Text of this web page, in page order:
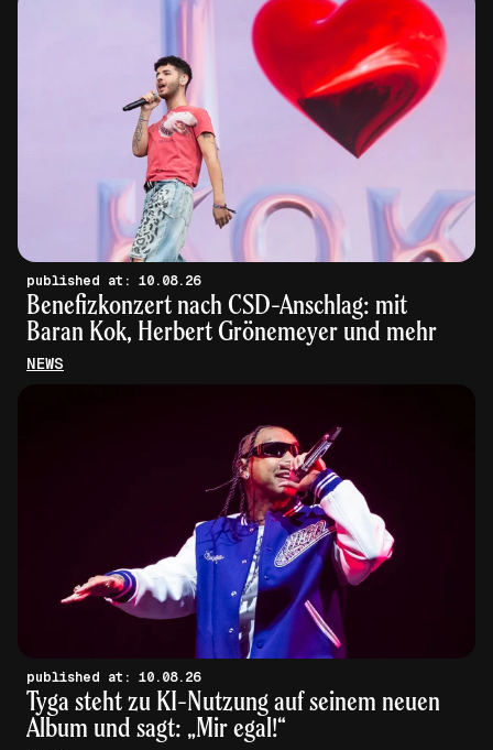
published at: 10.08.26
Benefizkonzert nach CSD-Anschlag: mit
Baran Kok, Herbert Grönemeyer und mehr
NEWS
published at: 10.08.26
Tyga steht zu KI-Nutzung auf seinem neuen
Album und sagt: „Mir egal!“